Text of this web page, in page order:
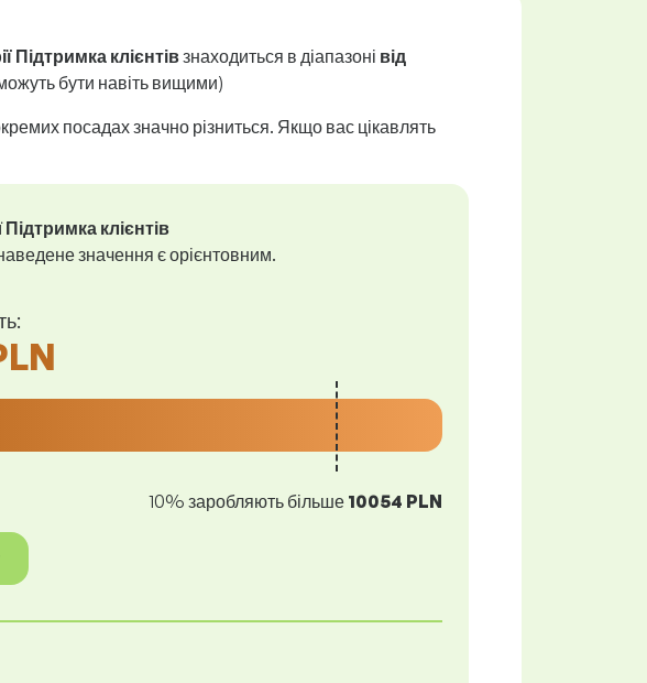
Підтримка клієнтівзнаходиться в діапазоні від
бути навіть вищими)
посадах значно різниться. Якщо вас цікавлять
Підтримка клієнтів
значення є орієнтовним.
10% заробляють більше 10054 PLN